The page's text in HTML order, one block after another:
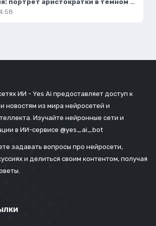
Неогothic элегия: портрет аристократки в темном величии библиотеки. Картинка из нейронной сети Миджорни
ИИ - Yes Ai предоставляет доступ к
новостям из мира нейросетей и
Изучайте нейронные сети и
в ИИ-сервисе @yes_ai_bot
задавать вопросы про нейросети,
и делиться своим контентом, получая